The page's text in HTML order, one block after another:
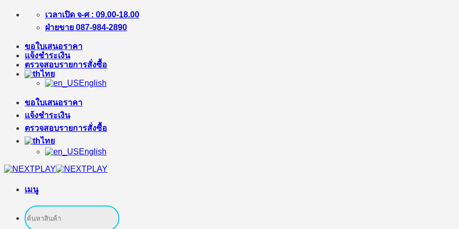
ข้าม
เนื้อหา
เวลาเปิด จ-ศ : 09.00-18.00
ฝ่ายขาย 087-984-2890
ขอใบเสนอราคา
แจ้งชำระเงิน
ตรวจสอบรายการสั่งซื้อ
ไทย
English
ขอใบเสนอราคา
แจ้งชำระเงิน
ตรวจสอบรายการสั่งซื้อ
ไทย
English
เมนู
ค้นหา: